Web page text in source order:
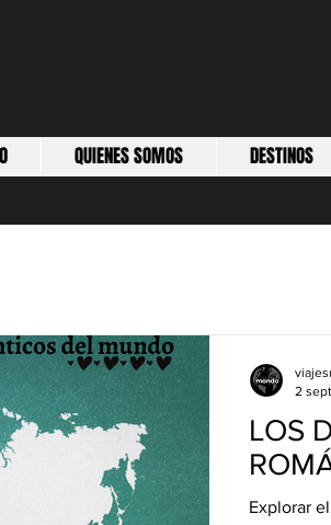
QUIENES SOMOS DESTINOS
LOS
Explorar
2